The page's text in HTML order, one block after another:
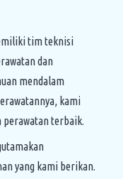
tim teknisi
dan
mendalam
kami
perawatan terbaik.
yang kami berikan.